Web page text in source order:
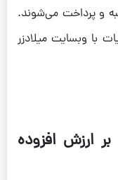
و پرداخت می‌شوند.
با وبسایت میلادزر
ارزش افزوده